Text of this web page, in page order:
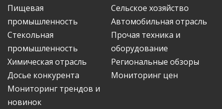
Пищевая
промышленность
Сельское хозяйство
Автомобильная отрасль
Стекольная
промышленность
Прочая техника и
оборудование
Химическая отрасль
Региональные обзоры
Досье конкурента
Мониторинг цен
Мониторинг трендов и
новинок